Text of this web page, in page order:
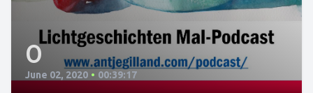
0
June 02, 2020 • 00:39:17